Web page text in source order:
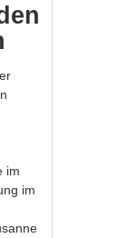
im
im